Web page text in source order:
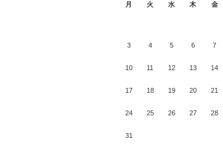
月 火 水 木 金
3 4 5 6 7
10 11 12 13 14
17 18 19 20 21
24 25 26 27 28
31